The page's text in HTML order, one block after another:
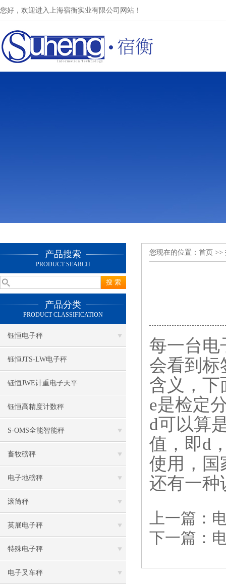
您好，欢迎进入上海宿衡实业有限公司网站！
产品搜索
PRODUCT SEARCH
产品分类
PRODUCT CLASSIFICATION
钰恒电子秤
钰恒JTS-LW电子秤
钰恒JWE计重电子天平
钰恒高精度计数秤
S-OMS全能智能秤
畜牧磅秤
电子地磅秤
滚筒秤
英展电子秤
特殊电子秤
电子叉车秤
您现在的位置： 首页 >>
每一台电
会看到标
含义，下
e是检定
d可以算
值，即d
使用，国
还有一种
上一篇：
下一篇：